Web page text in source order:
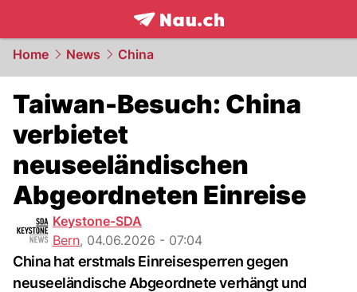
frontpage.NAU.ch
Home News China
Taiwan-Besuch: China
verbietet
neuseeländischen
Abgeordneten Einreise
Keystone-SDA
Bern, 04.06.2026 - 07:04
China hat erstmals Einreisesperren gegen
neuseeländische Abgeordnete verhängt und